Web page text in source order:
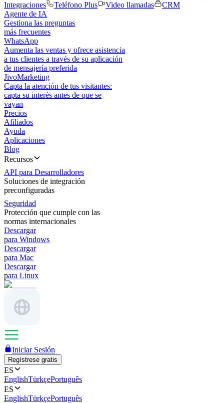
Integraciones
Teléfono Plus Video llamadas
CRM
Agente de IA
Gestiona las preguntas
más frecuentes
WhatsApp
Aumenta las ventas y ofrece asistencia
a tus clientes a través de su aplicación
de mensajería preferida
JivoMarketing
Capta la atención de tus visitantes:
capta su interés antes de que se
vayan
Precios
Afiliados
Ayuda
Aplicaciones
Blog
Recursos
API para Desarrolladores
Soluciones de integración
preconfiguradas
Seguridad
Protección que cumple con las
normas internacionales
Descargar
para Windows
Descargar
para Mac
Descargar
para Linux
Iniciar Sesión
Regístrese gratis
ES
EnglishTürkçePortuguês
ES
EnglishTürkçePortuguês